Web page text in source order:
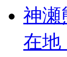
神
在地